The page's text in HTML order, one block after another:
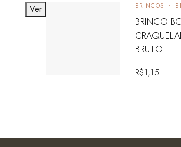
BRINCOS
BRINCO
BRUTO
R$1,15
Ver